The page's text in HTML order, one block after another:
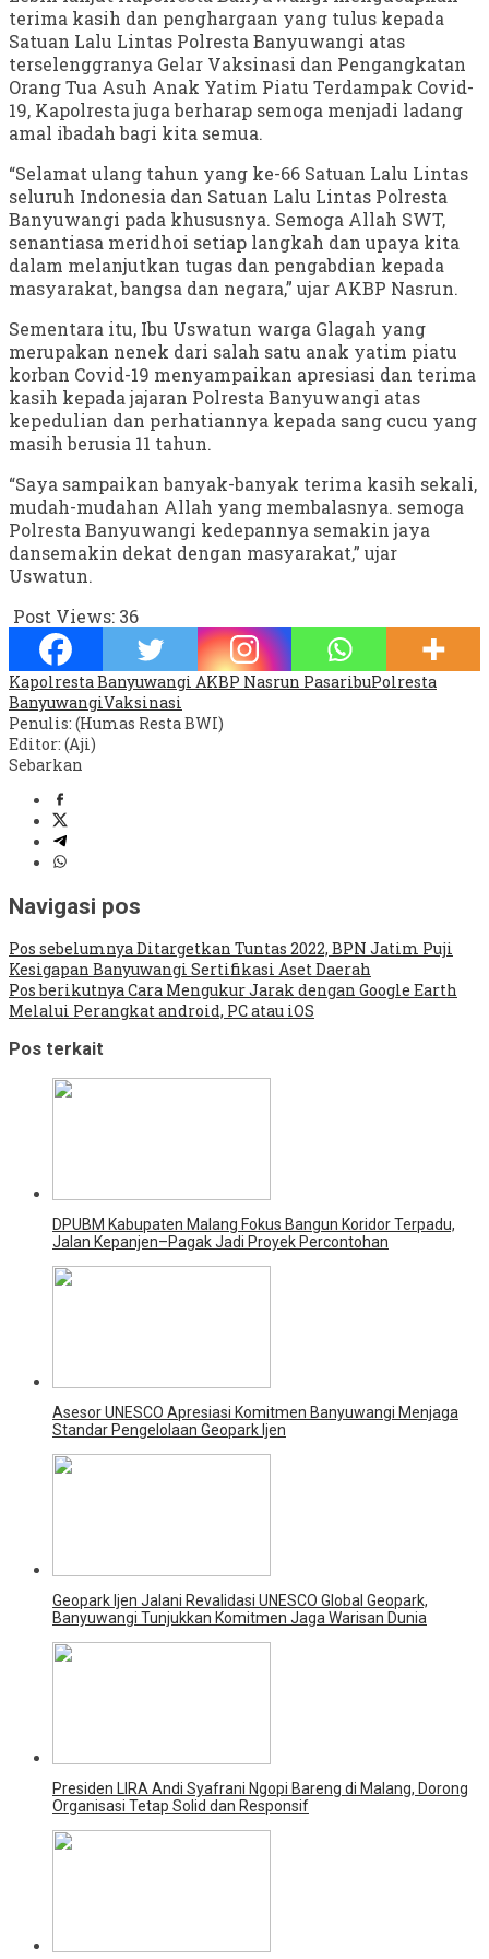
terima kasih dan penghargaan yang tulus kepada
Satuan Lalu Lintas Polresta Banyuwangi atas
terselenggranya Gelar Vaksinasi dan Pengangkatan
Orang Tua Asuh Anak Yatim Piatu Terdampak Covid-
19, Kapolresta juga berharap semoga menjadi ladang
amal ibadah bagi kita semua.
“Selamat ulang tahun yang ke-66 Satuan Lalu Lintas
seluruh Indonesia dan Satuan Lalu Lintas Polresta
Banyuwangi pada khususnya. Semoga Allah SWT,
senantiasa meridhoi setiap langkah dan upaya kita
dalam melanjutkan tugas dan pengabdian kepada
masyarakat, bangsa dan negara,” ujar AKBP Nasrun.
Sementara itu, Ibu Uswatun warga Glagah yang
merupakan nenek dari salah satu anak yatim piatu
korban Covid-19 menyampaikan apresiasi dan terima
kasih kepada jajaran Polresta Banyuwangi atas
kepedulian dan perhatiannya kepada sang cucu yang
masih berusia 11 tahun.
“Saya sampaikan banyak-banyak terima kasih sekali,
mudah-mudahan Allah yang membalasnya. semoga
Polresta Banyuwangi kedepannya semakin jaya
dansemakin dekat dengan masyarakat,” ujar
Uswatun.
Post Views: 36
Kapolresta Banyuwangi AKBP Nasrun PasaribuPolresta
BanyuwangiVaksinasi
Penulis: (Humas Resta BWI)
Editor: (Aji)
Sebarkan
Navigasi pos
Pos sebelumnyaDitargetkan Tuntas 2022, BPN Jatim Puji
Kesigapan Banyuwangi Sertifikasi Aset Daerah
Pos berikutnyaCara Mengukur Jarak dengan Google Earth
Melalui Perangkat android, PC atau iOS
Pos terkait
DPUBM Kabupaten Malang Fokus Bangun Koridor Terpadu,
Jalan Kepanjen–Pagak Jadi Proyek Percontohan
Asesor UNESCO Apresiasi Komitmen Banyuwangi Menjaga
Standar Pengelolaan Geopark Ijen
Geopark Ijen Jalani Revalidasi UNESCO Global Geopark,
Banyuwangi Tunjukkan Komitmen Jaga Warisan Dunia
Presiden LIRA Andi Syafrani Ngopi Bareng di Malang, Dorong
Organisasi Tetap Solid dan Responsif